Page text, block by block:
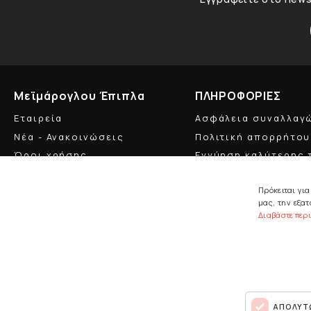
Μεϊμάρογλου Έπιπλα
Εταιρεία
Νέα - Ανακοινώσεις
Όροι χρήσης
ΠΛΗΡΟΦΟΡΙΕΣ
Ασφάλεια
Πολιτική απορρήτου
Εγγύηση καλύτερης
Πρόκειται
μας, την
Διαβάστε